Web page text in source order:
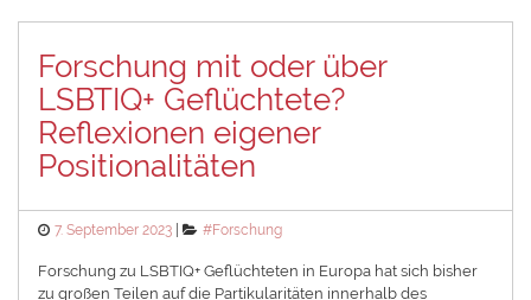
Forschung mit oder über
LSBTIQ+ Geflüchtete?
Reflexionen eigener
Positionalitäten
Posted
7. September 2023 Categories
#Forschung
Forschung zu LSBTIQ+ Geflüchteten in Europa hat sich bisher
zu großen Teilen auf die Partikularitäten innerhalb des